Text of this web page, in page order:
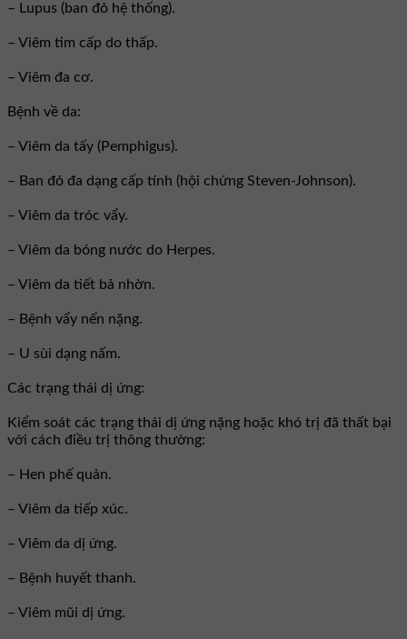
– Lupus (ban đỏ hệ thống).
– Viêm tim cấp do thấp.
– Viêm đa cơ.
Bệnh về da:
– Viêm da tấy (Pemphigus).
– Ban đỏ đa dạng cấp tính (hội chứng Steven-Johnson).
– Viêm da tróc vẩy.
– Viêm da bóng nước do Herpes.
– Viêm da tiết bả nhờn.
– Bệnh vẩy nến nặng.
– U sùi dạng nấm.
Các trạng thái dị ứng:
Kiểm soát các trạng thái dị ứng nặng hoặc khó trị đã thất bại
với cách điều trị thông thường:
– Hen phế quản.
– Viêm da tiếp xúc.
– Viêm da dị ứng.
– Bệnh huyết thanh.
– Viêm mũi dị ứng.